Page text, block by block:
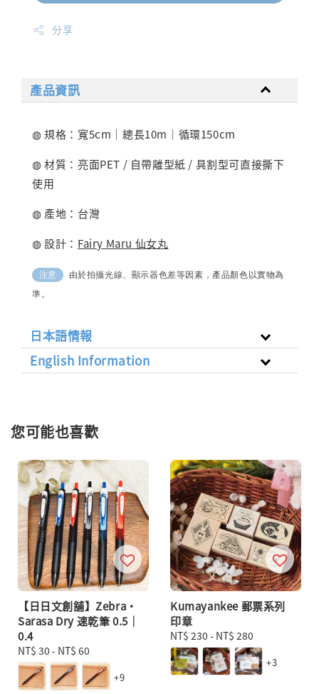
分享
產品資訊
◍ 規格：寬5cm｜總長10m｜循環150cm
◍ 材質：亮面PET / 自帶離型紙 / 具割型可直接撕下
使用
◍ 產地：台灣
◍ 設計： Fairy Maru 仙女丸
注意
由於拍攝光線、顯示器色差等因素，產品顏色以實物為
準。
日本語情報
English Information
您可能也喜歡
【日日文創舖】Zebra・
Sarasa Dry 速乾筆 0.5｜
0.4
Regular
price
NT$ 30 - NT$ 60
+9
Kumayankee 郵票系列
印章
Regular
price
NT$ 230 - NT$ 280
+3